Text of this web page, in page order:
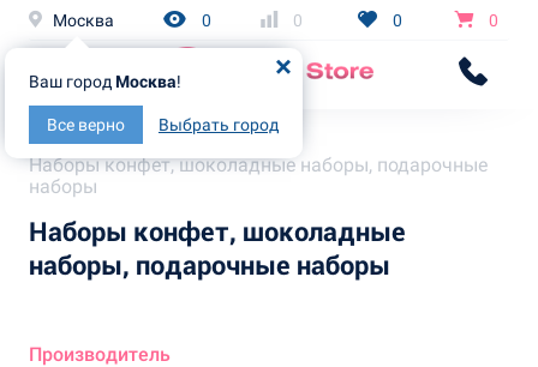
Москва
Ваш город Москва!
Все верно Выбрать город
0 0 0 0
Главная
Каталог
Наборы конфет, шоколадные наборы, подарочные
наборы
Наборы конфет, шоколадные
наборы, подарочные наборы
Производитель